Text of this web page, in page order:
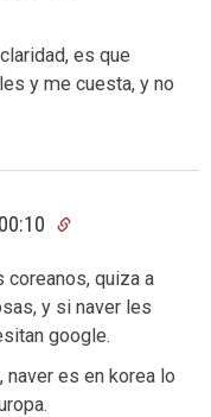
es que
y me cuesta, y no
quiza a
y si naver les
google.
es en korea lo